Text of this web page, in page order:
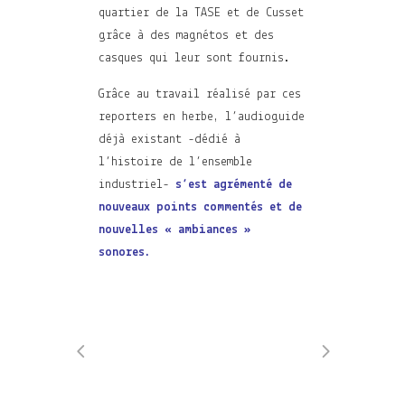
quartier de la TASE et de Cusset
grâce à des magnétos et des
casques qui leur sont fournis.
Grâce au travail réalisé par ces
reporters en herbe, l’audioguide
déjà existant -dédié à
l’histoire de l’ensemble
industriel- s’est agrémenté de
nouveaux points commentés et de
nouvelles « ambiances »
sonores.